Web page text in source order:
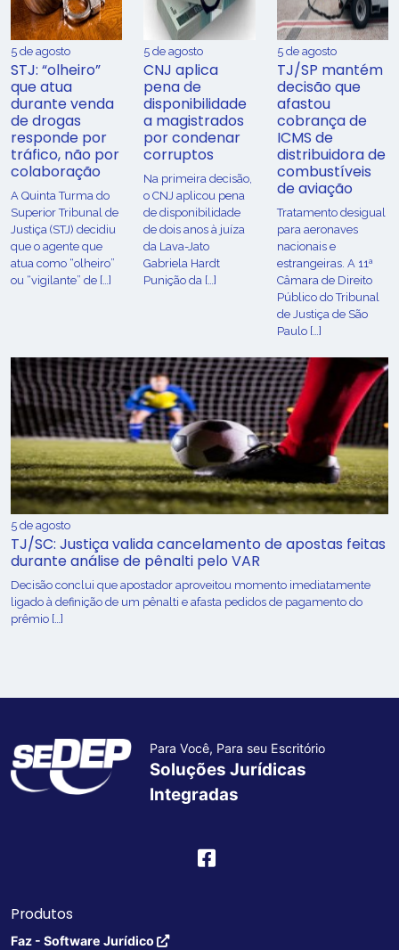
5 de agosto
STJ: “olheiro”
que atua
durante venda
de drogas
responde por
tráfico, não por
colaboração
A Quinta Turma do
Superior Tribunal de
Justiça (STJ) decidiu
que o agente que
atua como “olheiro”
ou “vigilante” de […]
5 de agosto
CNJ aplica
pena de
disponibilidade
a magistrados
por condenar
corruptos
Na primeira decisão,
o CNJ aplicou pena
de disponibilidade
de dois anos à juíza
da Lava-Jato
Gabriela Hardt
Punição da […]
5 de agosto
TJ/SP mantém
decisão que
afastou
cobrança de
ICMS de
distribuidora de
combustíveis
de aviação
Tratamento desigual
para aeronaves
nacionais e
estrangeiras. A 11ª
Câmara de Direito
Público do Tribunal
de Justiça de São
Paulo […]
5 de agosto
TJ/SC: Justiça valida cancelamento de apostas feitas
durante análise de pênalti pelo VAR
Decisão conclui que apostador aproveitou momento imediatamente
ligado à definição de um pênalti e afasta pedidos de pagamento do
prêmio […]
Para Você, Para seu Escritório
Soluções Jurídicas
Integradas
Produtos
Faz - Software Jurídico